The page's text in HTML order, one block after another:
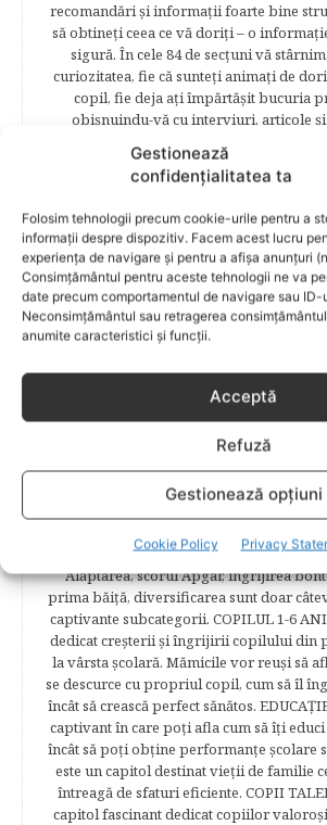
Gestionează
confidențialitatea ta
Folosim tehnologii precum cookie-urile pentru a
informații despre dispozitiv. Facem acest lucru
experiența de navigare și pentru a afișa anunțuri
Consimțământul pentru aceste tehnologii ne va
date precum comportamentul de navigare sau
Neconsimțământul sau retragerea
anumite caracteristici și funcții.
Acceptă
Refuză
Gestionează opțiuni
Cookie Policy Privacy
recomandări şi informaţii foarte bine
să obtineţi ceea ce vă doriţi – o
sigură. În cele 84 de secțuni vă
curiozitatea, fie că sunteţi animaţi de
copil, fie deja aţi împărtăşit bucuria
obişnuindu-vă cu interviuri, articole
vor deveni parte a unor experienţe de
mămici, vor fi puşi la curent cu cele
familiei. Cititorii se vor bucura să afle
frumoasă de viață a unei mămici celebre –
într-un interviu acordat în exclusivitate
fi puşi în temă cu ultimele tendinţe în
diete şi modă parcurgând atent şi
începând cu: Rubrici: PĂRINŢI
pentru a te îndruma, oferindu-ţi un sfat
de părinte. SARCINA ŞI NAŞTEREA –
destinat celor 9 luni de viaţă
informaţii referitoare la
sarcină, evoluţia fătului pe parcursul
analize necesare, alimentaţie, sănătate,
naştere. Tot aici puteti găsi informaţii
ANIŞOR – este un capitol destinat
Alăptarea, scorul Apgar, îngrijirea
prima băiţă, diversificarea sunt doar
captivante subcategorii. COPILUL 1-6
dedicat creşterii şi îngrijirii copilului din
la vârsta şcolară. Mămicile vor reuşi să
se descurce cu propriul copil, cum să îl
încât să crească perfect sănătos.
captivant în care poţi afla cum să îţi
încât să poţi obţine performanţe şcolare
este un capitol destinat vieţii de familie
întreagă de sfaturi eficiente. COPII
capitol fascinant dedicat copiilor